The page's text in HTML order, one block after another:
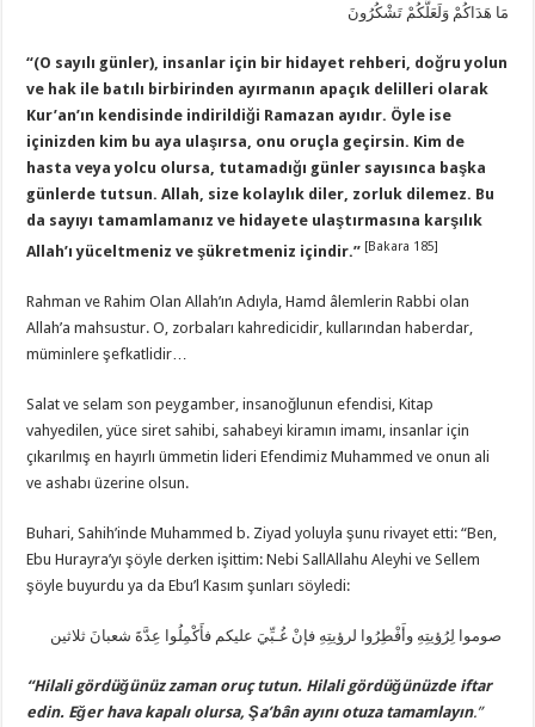
مَا هَدَاكُمْ وَلَعَلَّكُمْ تَشْكُرُونَ
“(O sayılı günler), insanlar için bir hidayet rehberi, doğru yolun
ve hak ile batılı birbirinden ayırmanın apaçık delilleri olarak
Kur’an’ın kendisinde indirildiği Ramazan ayıdır. Öyle ise
içinizden kim bu aya ulaşırsa, onu oruçla geçirsin. Kim de
hasta veya yolcu olursa, tutamadığı günler sayısınca başka
günlerde tutsun. Allah, size kolaylık diler, zorluk dilemez. Bu
da sayıyı tamamlamanız ve hidayete ulaştırmasına karşılık
Allah’ı yüceltmeniz ve şükretmeniz içindir.” [Bakara 185]
Rahman ve Rahim Olan Allah’ın Adıyla, Hamd âlemlerin Rabbi olan
Allah’a mahsustur. O, zorbaları kahredicidir, kullarından haberdar,
müminlere şefkatlidir…
Salat ve selam son peygamber, insanoğlunun efendisi, Kitap
vahyedilen, yüce siret sahibi, sahabeyi kiramın imamı, insanlar için
çıkarılmış en hayırlı ümmetin lideri Efendimiz Muhammed ve onun ali
ve ashabı üzerine olsun.
Buhari, Sahih’inde Muhammed b. Ziyad yoluyla şunu rivayet etti: “Ben,
Ebu Hurayra’yı şöyle derken işittim: Nebi SallAllahu Aleyhi ve Sellem
şöyle buyurdu ya da Ebu’l Kasım şunları söyledi:
“Hilali gördüğünüz zaman oruç tutun. Hilali gördüğünüzde iftar
edin. Eğer hava kapalı olursa, Şa’bân ayını otuza tamamlayın.”